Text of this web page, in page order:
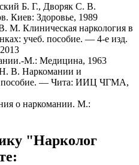
Б. Г., Дворяк С. В.
Киев: Здоровье, 1989
М. Клиническая наркология в
учеб. пособие. — 4-е изд.
М.: Медицина, 1963
В. Наркомании и
пособие. — Чита: ИИЦ ЧГМА,
о наркомании. М.:
"Нарколог